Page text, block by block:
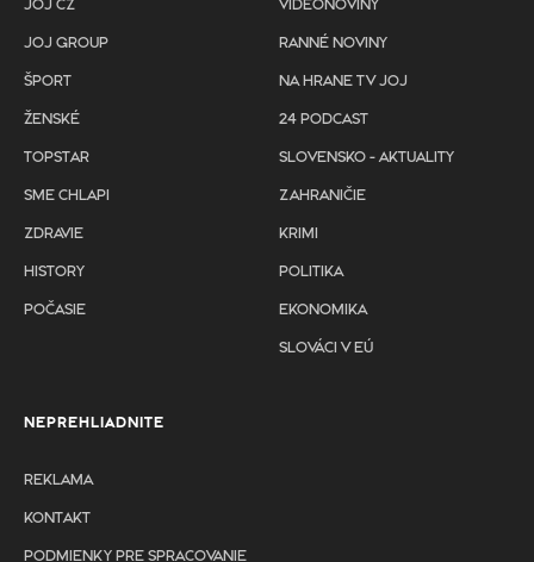
JOJ CZ
JOJ GROUP
ŠPORT
ŽENSKÉ
TOPSTAR
SME CHLAPI
ZDRAVIE
HISTORY
POČASIE
VIDEONOVINY
RANNÉ NOVINY
NA HRANE TV JOJ
24 PODCAST
SLOVENSKO - AKTUALITY
ZAHRANIČIE
KRIMI
POLITIKA
EKONOMIKA
SLOVÁCI V EÚ
NEPREHLIADNITE
REKLAMA
KONTAKT
PODMIENKY PRE SPRACOVANIE